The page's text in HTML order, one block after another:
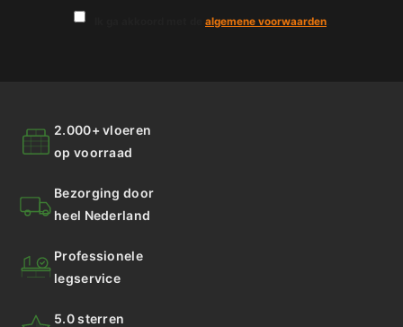
algemene voorwaarden
2.000+ vloeren
op voorraad
Bezorging door
heel Nederland
Professionele
legservice
5.0 sterren